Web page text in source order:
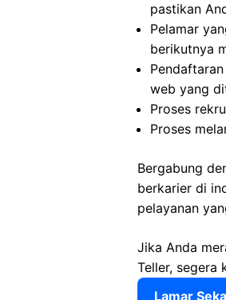
pastikan
Pelamar
berikutnya
web yang
Proses
Proses
Bergabung
berkarier di
pelayanan
Jika Anda
Teller, segera
Lamar